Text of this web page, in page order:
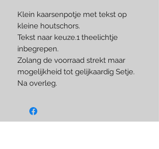
Klein kaarsenpotje met tekst op
kleine houtschors.
Tekst naar keuze.1 theelichtje
inbegrepen.
Zolang de voorraad strekt maar
mogelijkheid tot gelijkaardig Setje.
Na overleg.